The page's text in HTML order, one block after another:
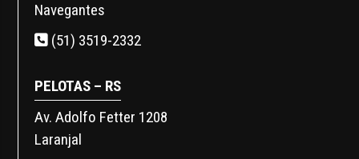
Navegantes
(51) 3519-2332
PELOTAS – RS
Av. Adolfo Fetter 1208
Laranjal